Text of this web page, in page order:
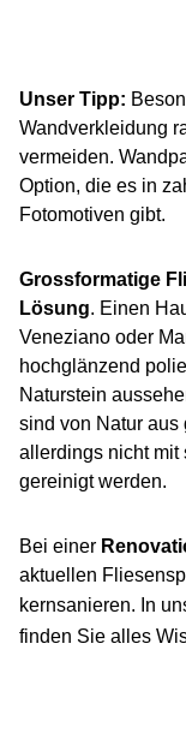
Unser Tipp:
Wandverkleidung
vermeiden.
Option, die es in
Fotomotiven gibt.
Grossformatige
Lösung. Einen
Veneziano oder
hochglänzend
Naturstein
sind von Natur aus
allerdings nicht mit
gereinigt werden.
Bei einer
aktuellen
kernsanieren. In
finden Sie alles